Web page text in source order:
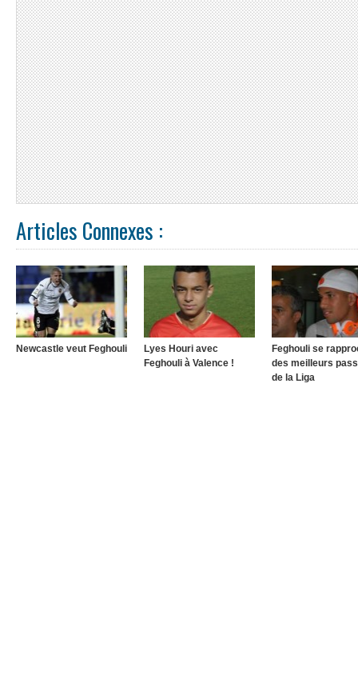
Articles Connexes :
Newcastle veut Feghouli
Lyes Houri avec
Feghouli à Valence !
Feghouli se
des meilleurs
de la Liga